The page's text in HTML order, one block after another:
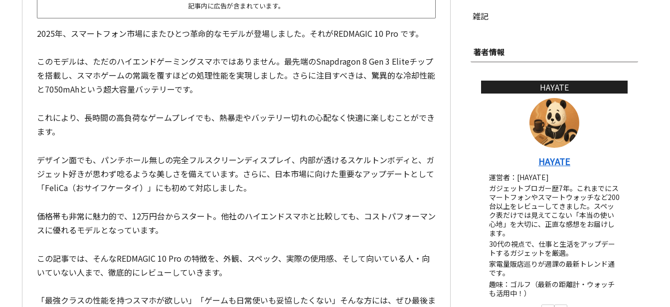
記事内に広告が含まれています。
2025年、スマートフォン市場にまたひとつ革命的なモデルが登場しました。それがREDMAGIC 10 Pro です。
このモデルは、ただのハイエンドゲーミングスマホではありません。最先端のSnapdragon 8 Gen 3 Eliteチップ
を搭載し、スマホゲームの常識を覆すほどの処理性能を実現しました。さらに注目すべきは、驚異的な冷却性能
と7050mAhという超大容量バッテリーです。
これにより、長時間の高負荷なゲームプレイでも、熱暴走やバッテリー切れの心配なく快適に楽しむことができ
ます。
デザイン面でも、パンチホール無しの完全フルスクリーンディスプレイ、内部が透けるスケルトンボディと、ガ
ジェット好きが思わず唸るような美しさを備えています。さらに、日本市場に向けた重要なアップデートとして
「FeliCa（おサイフケータイ）」にも初めて対応しました。
価格帯も非常に魅力的で、12万円台からスタート。他社のハイエンドスマホと比較しても、コストパフォーマン
スに優れるモデルとなっています。
この記事では、そんなREDMAGIC 10 Pro の特徴を、外観、スペック、実際の使用感、そして向いている人・向
いていない人まで、徹底的にレビューしていきます。
「最強クラスの性能を持つスマホが欲しい」「ゲームも日常使いも妥協したくない」そんな方には、ぜひ最後ま
雑記
著者情報
HAYATE
HAYATE
運営者：[HAYATE]
ガジェットブロガー歴7年。これまでにス
マートフォンやスマートウォッチなど200
台以上をレビューしてきました。スペッ
ク表だけでは見えてこない「本当の使い
心地」を大切に、正直な感想をお届けし
ます。
30代の視点で、仕事と生活をアップデー
トするガジェットを厳選。
家電量販店巡りが週課の最新トレンド通
です。
趣味：ゴルフ（最新の距離計・ウォッチ
も活用中！）